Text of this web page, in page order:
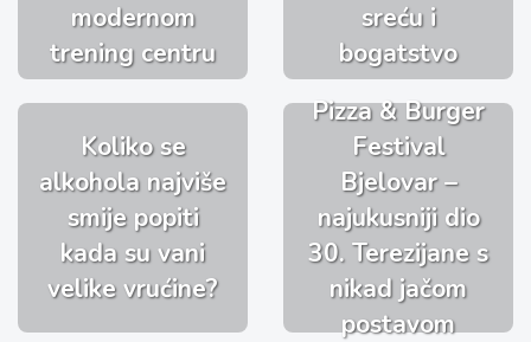
modernom
trening centru
sreću i
bogatstvo
Koliko se
alkohola najviše
smije popiti
kada su vani
velike vrućine?
Pizza & Burger
Festival
Bjelovar –
najukusniji dio
30. Terezijane s
nikad jačom
postavom